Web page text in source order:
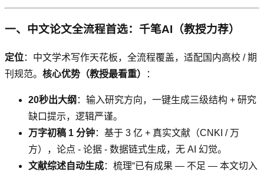
一、中文论文全流程首选：千笔AI（教授力荐）
定位：中文学术写作天花板，全流程覆盖，适配国内高校 / 期
刊规范。 核心优势（教授最看重） ：
20秒出大纲 ：输入研究方向，一键生成三级结构 + 研究
缺口提示，逻辑严谨。
万字初稿 1 分钟：基于 3 亿 + 真实文献（CNKI / 万
方），论点 - 论据 - 数据链式生成，无 AI 幻觉。
文献综述自动生成：梳理“已有成果 — 不足 — 本文切入